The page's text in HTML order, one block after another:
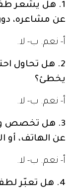
1. هل يشعر
عن مشاعره،
أ- نعم. ب- لا.
2. هل تحاول
يخطئ؟
أ- نعم. ب- لا.
3. هل تخصص
عن الهاتف، أو
أ- نعم. ب- لا.
4. هل تعبّر